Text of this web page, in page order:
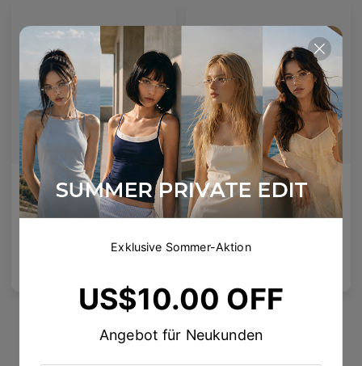
Valda
Valda Rahmen × Zypher Aufsteck-Sonnenbrillen
10 Colours available
Warenkorb
Sigrid
11 Colours available
Warenkorb
Exklusive Sommer-Aktion
US$10.00 OFF
Angebot für Neukunden